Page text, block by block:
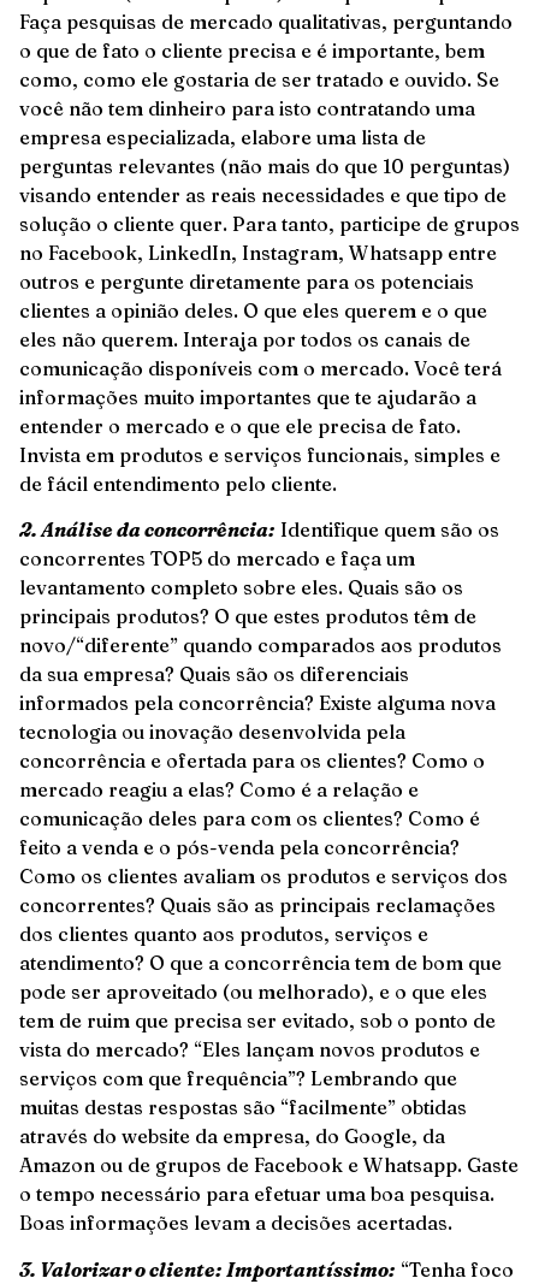
Faça pesquisas de mercado qualitativas, perguntando
o que de fato o cliente precisa e é importante, bem
como, como ele gostaria de ser tratado e ouvido. Se
você não tem dinheiro para isto contratando uma
empresa especializada, elabore uma lista de
perguntas relevantes (não mais do que 10 perguntas)
visando entender as reais necessidades e que tipo de
solução o cliente quer. Para tanto, participe de grupos
no Facebook, LinkedIn, Instagram, Whatsapp entre
outros e pergunte diretamente para os potenciais
clientes a opinião deles. O que eles querem e o que
eles não querem. Interaja por todos os canais de
comunicação disponíveis com o mercado. Você terá
informações muito importantes que te ajudarão a
entender o mercado e o que ele precisa de fato.
Invista em produtos e serviços funcionais, simples e
de fácil entendimento pelo cliente.
2. Análise da concorrência: Identifique quem são os
concorrentes TOP5 do mercado e faça um
levantamento completo sobre eles. Quais são os
principais produtos? O que estes produtos têm de
novo/“diferente” quando comparados aos produtos
da sua empresa? Quais são os diferenciais
informados pela concorrência? Existe alguma nova
tecnologia ou inovação desenvolvida pela
concorrência e ofertada para os clientes? Como o
mercado reagiu a elas? Como é a relação e
comunicação deles para com os clientes? Como é
feito a venda e o pós-venda pela concorrência?
Como os clientes avaliam os produtos e serviços dos
concorrentes? Quais são as principais reclamações
dos clientes quanto aos produtos, serviços e
atendimento? O que a concorrência tem de bom que
pode ser aproveitado (ou melhorado), e o que eles
tem de ruim que precisa ser evitado, sob o ponto de
vista do mercado? “Eles lançam novos produtos e
serviços com que frequência”? Lembrando que
muitas destas respostas são “facilmente” obtidas
através do website da empresa, do Google, da
Amazon ou de grupos de Facebook e Whatsapp. Gaste
o tempo necessário para efetuar uma boa pesquisa.
Boas informações levam a decisões acertadas.
3. Valorizar o cliente: Importantíssimo: “Tenha foco